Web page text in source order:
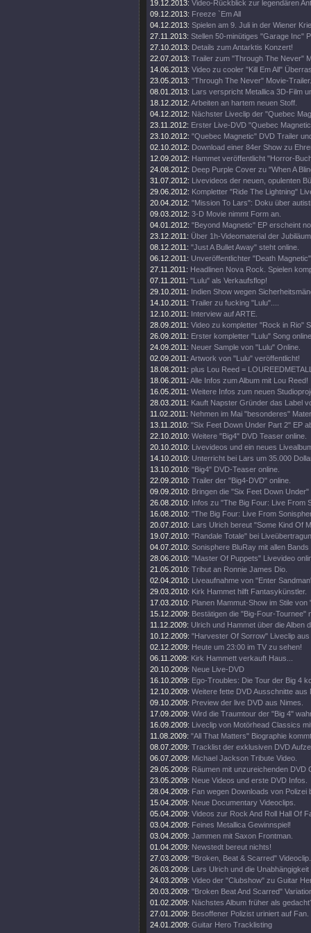
19.12.2013: Video-Rückblick zur legendären
09.12.2013: Freeze `Em All
04.12.2013: Spielen am 9. Juli in der Wiener
27.11.2013: Stellen 50-minütiges "Garage Inc"
27.10.2013: Details zum Antarktis Konzert!
22.07.2013: Trailer zum "Through The Never"
14.06.2013: Video zu cooler "Kill Em All"
23.05.2013: "Through The Never" Movie-Trailer.
08.01.2013: Lars verspricht Metallica 3D-Film
18.12.2012: Arbeiten an hartem neuen Stoff.
04.12.2012: Nächster Liveclip der "Quebec
23.11.2012: Erster Live-DVD "Quebec
23.10.2012: "Quebec Magnetic" DVD Trailer
02.10.2012: Download einer 84er Show zu
12.09.2012: Hammet veröffentlicht "Horror-
24.08.2012: Deep Purple Cover zu "When A
31.07.2012: Livevideos der neuen, opulenten
29.06.2012: Kompletter "Ride The Lightning"
20.04.2012: "Mission To Lars": Doku über
09.03.2012: 3-D Movie nimmt Form an.
04.01.2012: "Beyond Magnetic" EP erscheint
23.12.2011: Über 1h-Videomaterial der
08.12.2011: "Just A Bullet Away" steht online.
06.12.2011: Unveröffentlichter "Death
27.11.2011: Headlinen Nova Rock. Spielen
07.11.2011: "Lulu" als Verkaufsflop!
29.10.2011: Indien Show wegen
14.10.2011: Trailer zu fucking "Lulu"....
12.10.2011: Interview auf ARTE.
28.09.2011: Video zu kompletter "Rock in Rio"
26.09.2011: Erster kompletter "Lulu" Song
24.09.2011: Neuer Sample von "Lulu" Online.
02.09.2011: Artwork von "Lulu" veröffentlicht!
18.08.2011: plus Lou Reed =
18.06.2011: Alle Infos zum Album mit Lou Reed!
16.05.2011: Weitere Infos zum neuen
28.03.2011: Kauft Napster Gründer das Label
11.02.2011: Nehmen im Mai "besonderes"
13.11.2010: "Six Feet Down Under Part 2" EP
22.10.2010: Weitere "Big4" DVD Teaser online.
20.10.2010: Livevideos und ein neues
14.10.2010: Unterricht bei Lars um 35.000
13.10.2010: "Big4" DVD-Teaser online.
22.09.2010: Trailer der "Big4-DVD" online.
09.09.2010: Bringen die "Six Feet Down Under"
26.08.2010: Infos zu "The Big Four: Live From
16.08.2010: "The Big Four: Live From
20.07.2010: Lars Ulrich bereut "Some Kind Of
19.07.2010: "Randale Totale" bei
04.07.2010: Sonisphere BluRay mit allen Bands
28.06.2010: "Master Of Puppets" Livevideo
21.05.2010: Tribut an Ronnie James Dio.
02.04.2010: Liveaufnahme von "Enter
29.03.2010: Kirk Hammet hilft Fantasykünstler.
17.03.2010: Planen Mammut-Show im Stile von
15.12.2009: Bestätigen die "Big-Four-Tournee"
11.12.2009: Ulrich und Hammet über die Alben
10.12.2009: "Harvester Of Sorrow" Liveclip
02.12.2009: Heute um 23:00 im TV zu sehen!
06.11.2009: Kirk Hammett verkauft Haus...
20.10.2009: Neue Live-DVD
16.10.2009: Ego-Troubles: Die Tour der Big 4
12.10.2009: Weitere fette DVD Ausschnitte aus
09.10.2009: Preview der live DVD aus Nimes.
17.09.2009: Wird die Traumtour der "Big 4"
16.09.2009: Liveclip von Motörhead Classics
11.08.2009: "All That Matters" Biographie
08.07.2009: Tracklist der exklusiven DVD
06.07.2009: Michael Jackson Tribute Video.
29.05.2009: Räumen mit unzureichenden DVD
23.05.2009: Neue Videos und erste DVD Infos.
28.04.2009: Fan wegen Downloads von Polizei
15.04.2009: Neue Documentary Videoclips.
05.04.2009: Videos zur Rock And Roll Hall Of
03.04.2009: Feines Metallica Gewinnspiel!
03.04.2009: Jammen mit Saxon Frontman.
01.04.2009: Newstedt bereut nichts!
27.03.2009: "Broken, Beat & Scarred" Videoclip.
26.03.2009: Lars Ulrich und die Unabhängigkeit
24.03.2009: Video der "Clubshow" zu Guitar
20.03.2009: "Broken Beat And Scarred"
01.02.2009: Nächstes Album früher als
27.01.2009: Besoffener Polizist uriniert auf Fan.
24.01.2009: Guitar Hero Tracklisting